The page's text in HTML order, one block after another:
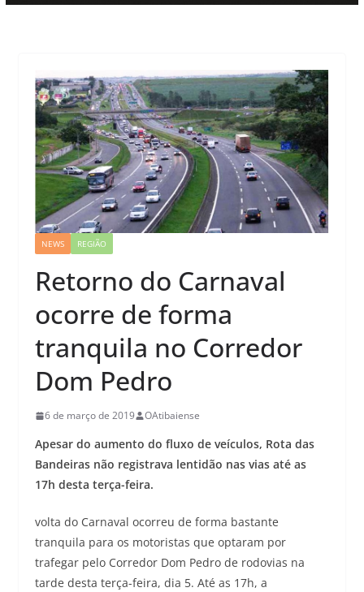
NEWS REGIÃO
Retorno do Carnaval
ocorre de forma
tranquila no Corredor
Dom Pedro
6 de março de 2019 OAtibaiense
Apesar do aumento do fluxo de veículos, Rota das
Bandeiras não registrava lentidão nas vias até as
17h desta terça-feira.
volta do Carnaval ocorreu de forma bastante
tranquila para os motoristas que optaram por
trafegar pelo Corredor Dom Pedro de rodovias na
tarde desta terça-feira, dia 5. Até as 17h, a